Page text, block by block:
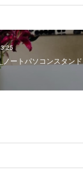
ノートパソコンスタンド